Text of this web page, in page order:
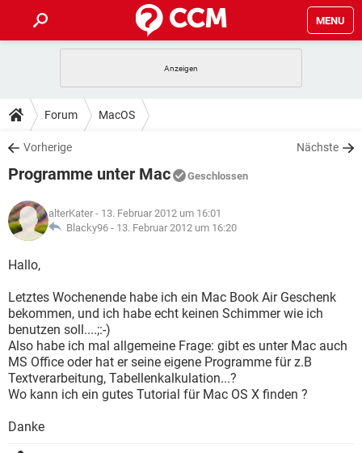
MENU
ANDROID
WINDOWS 10
WHATSAPP TIKTOK
FACEBOOK
TIPPS & TRICKS
SPIELE
WHATSAPP TIKTOK
FACEBOOK
DOWNLOADS
SPIELE STREAMING
ANDROID
WINDOWS 10 INSTAGRAM
WHATSAPP
FORUM
SPIELE STREAMING
ANDROID
WINDOWS 10
WHATSAPP TIKTOK
FACEBOOK
LEXIKON
SPIELE
WINDOWS 10 INSTAGRAM
WHATSAPP TIKTOK
FACEBOOK HARDWARE
Forum MacOS
Vorherige Nächste
Programme unter Mac Geschlossen
alterKater - 13. Februar 2012 um 16:01
Blacky96 - 13. Februar 2012 um 16:20
Hallo,
Letztes Wochenende habe ich ein Mac Book Air Geschenk
bekommen, und ich habe echt keinen Schimmer wie ich
benutzen soll....;:-)
Also habe ich mal allgemeine Frage: gibt es unter Mac auch
MS Office oder hat er seine eigene Programme für z.B
Textverarbeitung, Tabellenkalkulation...?
Wo kann ich ein gutes Tutorial für Mac OS X finden ?
Danke